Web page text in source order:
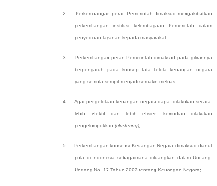
2. Perkembangan peran Pemerintah dimaksud mengakibatkan
perkembangan institusi kelembagaan Pemerintah dalam
penyediaan layanan kepada masyarakat;
3. Perkembangan peran Pemerintah dimaksud pada gilirannya
berpengaruh pada konsep tata kelola keuangan negara
yang semula sempit menjadi semakin meluas;
4. Agar pengelolaan keuangan negara dapat dilakukan secara
lebih efektif dan lebih efisien kemudian dilakukan
pengelompokkan (clustering);
5. Perkembangan konsepsi Keuangan Negara dimaksud dianut
pula di Indonesia sebagaimana dituangkan dalam Undang-
Undang No. 17 Tahun 2003 tentang Keuangan Negara;